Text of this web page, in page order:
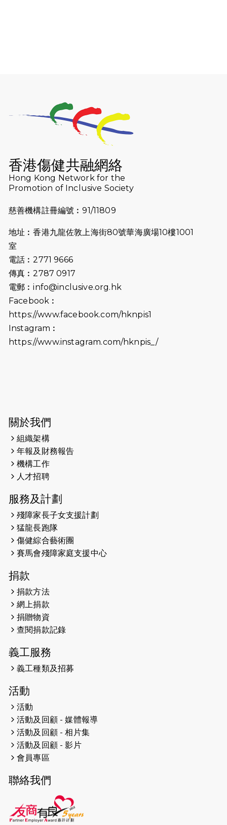
成就毅行壯舉
尋找跑會的故事 #23 | 猛龍長跑會 -
Why Not Run
2024-11-07
樂施毅行者｜毅行40「堅」並肩下周
五開鑼 逾4千健兒蓄勢待發
跑友黃志輝(Jeff)和鄭子健(Jason)
2024-10-22
#WhyNotRun 試跑員一號的領跑體
2024-10-01
港鐵「Chill Fun鐵路樂園」近8萬人
參加 邀視障、聽障人士入場促社會共
2024-08-11
Justice Bernstein’s interview with
released last Sunday (11th Aug
2024-01-01
2023-11-28
2023-09-30
共融理念 港聞 2023.09.30 金金
2023-06-28
2023-06-15
RTHK 香港電台-凝聚香港：第二百五
2023-06-07
2023-06-01
2023-05-29
2023-05-29
副隊長 梁翠珊】運動員用熱血同堅
持，喺冰球場上劃出歷史性佳績。
2023-05-29
【東網】殘障家長照顧健全子女遇困
2023-05-15
2023-04-17
【成報恩雨之聲-恩雨有情天】暗黑中
香港傷健共融網絡
Hong Kong Network for the
Promotion of Inclusive Society
慈善機構註冊編號︰91/11809
地址︰香港九龍佐敦上海街80號華海廣場10樓1001
室
電話︰2771 9666
傳真︰2787 0917
電郵︰info@inclusive.org.hk
Facebook︰
https://www.facebook.com/hknpis1
Instagram︰
https://www.instagram.com/hknpis_/
關於我們
組織架構
年報及財務報告
機構工作
人才招聘
服務及計劃
殘障家長子女支援計劃
猛龍長跑隊
傷健綜合藝術團
賽馬會殘障家庭支援中心
捐款
捐款方法
網上捐款
捐贈物資
查閱捐款記錄
義工服務
義工種類及招募
活動
活動
活動及回顧 - 媒體報導
活動及回顧 - 相片集
活動及回顧 - 影片
會員專區
聯絡我們